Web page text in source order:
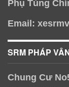
Phụ Tùng
Email:
SRM PHÁP
Chung Cư